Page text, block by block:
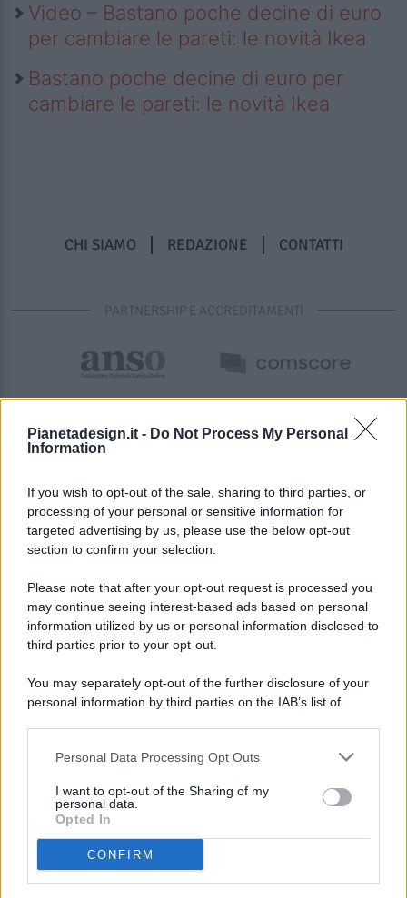
Pianetadesign.it - Do Not Process My Personal
Information
If you wish to opt-out of the sale, sharing to third parties, or
processing of your personal or sensitive information for
targeted advertising by us, please use the below opt-out
section to confirm your selection.
Please note that after your opt-out request is processed you
may continue seeing interest-based ads based on personal
information utilized by us or personal information disclosed to
third parties prior to your opt-out.
You may separately opt-out of the further disclosure of your
personal information by third parties on the IAB’s list of
This information may also be disclosed by us to third parties
disclose it to other third parties.
Personal Data Processing Opt Outs
I want to opt-out of the Sharing of my
personal data.
Opted In
CONFIRM
Video – Bastano poche decine di euro
per cambiare le pareti: le novità Ikea
Bastano poche decine di euro per
cambiare le pareti: le novità Ikea
CHI SIAMO REDAZIONE CONTATTI
PARTNERSHIP E ACCREDITAMENTI
© 2026 - Pianeta Design - P.IVA 04827280654 - Testata
Registrata Al Tribunale Di Nocera Inferiore N. 8/2020 - RG N.
ISCRIZIONE AL ROC N. 35792 – ISCRITTA ALL’ANSO
(ASSOCIAZIONE NAZIONALE STAMPA ONLINE)
PREFERENZE PRIVACY